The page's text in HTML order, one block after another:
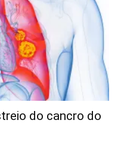
do cancro do